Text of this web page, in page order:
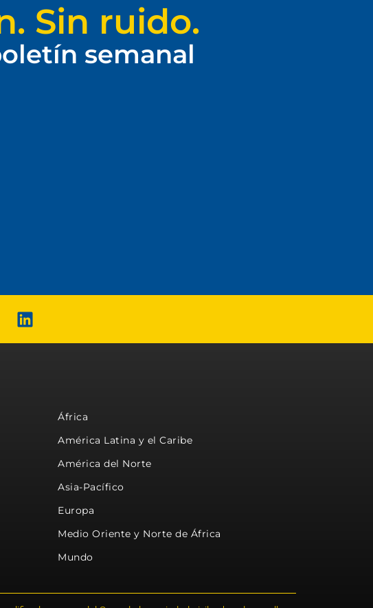
Sin ruido.
semanal
África
América Latina y el Caribe
América del Norte
Asia-Pacífico
Europa
Medio Oriente y Norte de África
Mundo